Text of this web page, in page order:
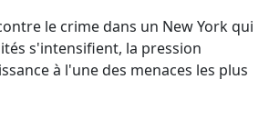
le crime dans un New York qui
s'intensifient, la pression
à l'une des menaces les plus